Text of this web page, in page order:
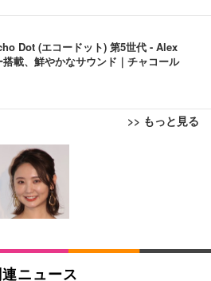
Dot (エコードット) 第5世代 - Alex
載、鮮やかなサウンド｜チャコール
>> もっと見る
フィスチェア 椅子 テレワーク 疲れな
式アームレスト コンパクト 約105度ロッ
務椅子 360度回転 座面昇降 強化ナイロ
通気性メッシュ 在宅ワーク H-WY01
黒足)
オフィスチェア／デスクチェア メッシ
間工学 疲れない ブラック
ス向けプレミアムモニター | FlexScan
| 31.5型4K UHD・USB Type-C・ホワ
ス向けプレミアムモニター | FlexScan
シック ペットシーツ 薄型 レギュラー 1
香料 ホワイト 300枚
シック ペットシーツ 厚型 ワイド 42枚
ワイト(吸収面:ライトブルー)
連ニュース